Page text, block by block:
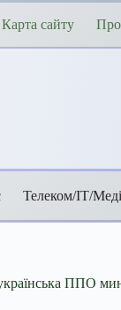
Карта сайту Про
Телеком/ІТ/
ППО